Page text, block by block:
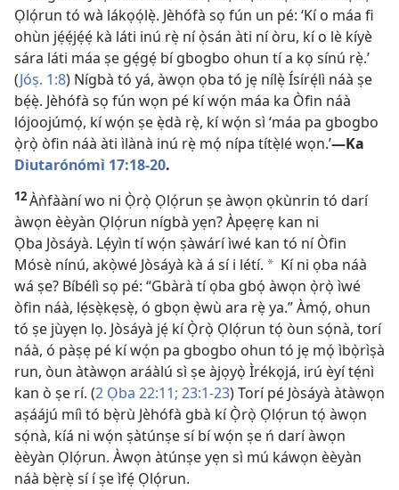
Ọlọ́run tó wà lákọọ́lẹ̀. Jèhófà sọ fún un pé: ‘Kí o máa fi
ohùn jẹ́ẹ́jẹ́ẹ́ kà láti inú rẹ̀ ní ọ̀sán àti ní òru, kí o lè kíyè
sára láti máa ṣe gẹ́gẹ́ bí gbogbo ohun tí a kọ sínú rẹ̀.’
(Jóṣ. 1:8) Nígbà tó yá, àwọn ọba tó jẹ nílẹ̀ Ísírẹ́lì náà ṣe
bẹ́ẹ̀. Jèhófà sọ fún wọn pé kí wọ́n máa ka Òfin náà
lójoojúmọ́, kí wọ́n ṣe ẹ̀dà rẹ̀, kí wọ́n sì ‘máa pa gbogbo
ọ̀rọ̀ òfin náà àti ìlànà inú rẹ̀ mọ́ nípa títẹ̀lé wọn.’​—Ka
Diutarónómì 17:​18-20.
12Àǹfààní wo ni Ọ̀rọ̀ Ọlọ́run ṣe àwọn ọkùnrin tó darí
àwọn èèyàn Ọlọ́run nígbà yẹn? Àpẹẹrẹ kan ni
Ọba Jòsáyà. Lẹ́yìn tí wọ́n ṣàwárí ìwé kan tó ní Òfin
Mósè nínú, akọ̀wé Jòsáyà kà á sí i létí. * Kí ni ọba náà
wá ṣe? Bíbélì sọ pé: “Gbàrà tí ọba gbọ́ àwọn ọ̀rọ̀ ìwé
òfin náà, lẹ́sẹ̀kẹsẹ̀, ó gbọn ẹ̀wù ara rẹ̀ ya.” Àmọ́, ohun
tó ṣe jùyẹn lọ. Jòsáyà jẹ́ kí Ọ̀rọ̀ Ọlọ́run tọ́ òun sọ́nà, torí
náà, ó pàṣẹ pé kí wọ́n pa gbogbo ohun tó jẹ mọ́ ìbọ̀rìṣà
run, òun àtàwọn aráàlú sì ṣe àjọyọ̀ Ìrékọjá, irú èyí tẹ́nì
kan ò ṣe rí. (2 Ọba 22:11; 23:​1-23) Torí pé Jòsáyà àtàwọn
aṣáájú míì tó bẹ̀rù Jèhófà gbà kí Ọ̀rọ̀ Ọlọ́run tọ́ àwọn
sọ́nà, kíá ni wọ́n ṣàtúnṣe sí bí wọ́n ṣe ń darí àwọn
èèyàn Ọlọ́run. Àwọn àtúnṣe yẹn sì mú káwọn èèyàn
náà bẹ̀rẹ̀ sí í ṣe ìfẹ́ Ọlọ́run.